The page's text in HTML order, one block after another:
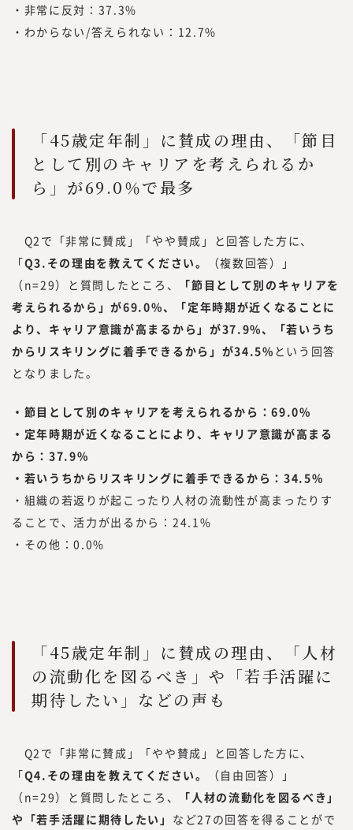
・非常に反対：37.3%
・わからない/答えられない：12.7%
「45歳定年制」に賛成の理由、「節目
として別のキャリアを考えられるか
ら」が69.0％で最多
Q2で「非常に賛成」「やや賛成」と回答した方に、
「Q3.その理由を教えてください。
（複数回答）」
（n=29）と質問したところ、
「節目として別のキャリアを
考えられるから」が69.0%、「定年時期が近くなることに
より、キャリア意識が高まるから」が37.9%、「若いうち
からリスキリングに着手できるから」が34.5% という回答
となりました。
・節目として別のキャリアを考えられるから：69.0%
・定年時期が近くなることにより、キャリア意識が高まる
から：37.9%
・若いうちからリスキリングに着手できるから：34.5%
・組織の若返りが起こったり人材の流動性が高まったりす
ることで、活力が出るから：24.1%
・その他：0.0%
「45歳定年制」に賛成の理由、「人材
の流動化を図るべき」や「若手活躍に
期待したい」などの声も
Q2で「非常に賛成」「やや賛成」と回答した方に、
「Q4.その理由を教えてください。
（自由回答）」
（n=29）と質問したところ、
「人材の流動化を図るべき」
や「若手活躍に期待したい」 など27の回答を得ることがで